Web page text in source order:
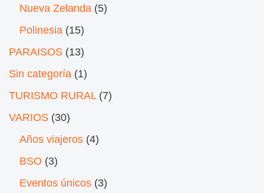
Nueva Zelanda (5)
Polinesia (15)
PARAISOS (13)
Sin categoría (1)
TURISMO RURAL(7)
VARIOS (30)
Años viajeros (4)
BSO (3)
Eventos únicos (3)